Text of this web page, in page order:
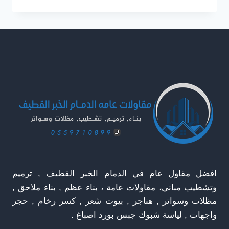
حديثة
الخبر
افضل مقاول عام في الدمام الخبر القطيف , ترميم
وتشطيب مباني، مقاولات عامة ، بناء عظم , بناء ملاحق ,
مظلات وسواتر , هناجر , بيوت شعر , كسر رخام , حجر
واجهات , لياسة شبوك جبس بورد اصباغ .